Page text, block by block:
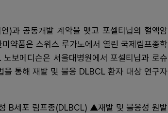
)과 공동개발 계약을 맺고 포셀티닙의 혈액암
약품은 스위스 루가노에서 열린 국제림프종학
보메디슨은 서울대병원에서 포셀티닙과 로슈
을 통해 재발 및 불응 DLBCL 환자 대상 연구자
B세포 림프종(DLBCL) ▲재발 및 불응성 원발